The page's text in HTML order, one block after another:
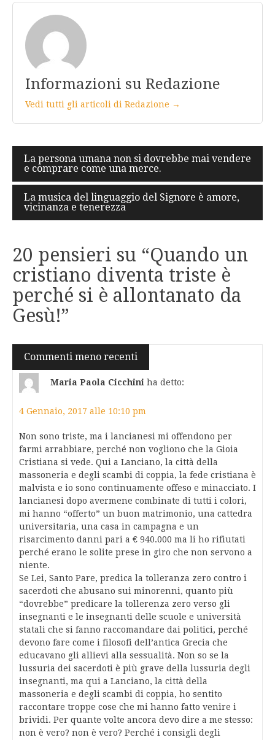
Informazioni su Redazione
Vedi tutti gli articoli di Redazione →
Navigazione
articoli
La persona umana non si dovrebbe mai vendere
e comprare come una merce.
La musica del linguaggio del Signore è amore,
vicinanza e tenerezza
20 pensieri su “Quando un
cristiano diventa triste è
perché si è allontanato da
Gesù!”
Navigazione
commenti
Commenti meno recenti
Maria Paola Cicchini ha detto:
4 Gennaio, 2017 alle 10:10 pm
Non sono triste, ma i lancianesi mi offendono per
farmi arrabbiare, perché non vogliono che la Gioia
Cristiana si vede. Qui a Lanciano, la città della
massoneria e degli scambi di coppia, la fede cristiana è
malvista e io sono continuamente offeso e minacciato. I
lancianesi dopo avermene combinate di tutti i colori,
mi hanno “offerto” un buon matrimonio, una cattedra
universitaria, una casa in campagna e un
risarcimento danni pari a € 940.000 ma li ho rifiutati
perché erano le solite prese in giro che non servono a
niente.
Se Lei, Santo Pare, predica la tolleranza zero contro i
sacerdoti che abusano sui minorenni, quanto più
“dovrebbe” predicare la tollerenza zero verso gli
insegnanti e le insegnanti delle scuole e università
statali che si fanno raccomandare dai politici, perché
devono fare come i filosofi dell’antica Grecia che
educavano gli allievi alla sessualità. Non so se la
lussuria dei sacerdoti è più grave della lussuria degli
insegnanti, ma qui a Lanciano, la città della
massoneria e degli scambi di coppia, ho sentito
raccontare troppe cose che mi hanno fatto venire i
brividi. Per quante volte ancora devo dire a me stesso:
non è vero? non è vero? Perché i consigli degli